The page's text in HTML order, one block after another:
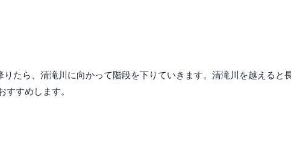
たら、清滝川に向かって階段を下りていきます。清滝川を越えると
すめします。